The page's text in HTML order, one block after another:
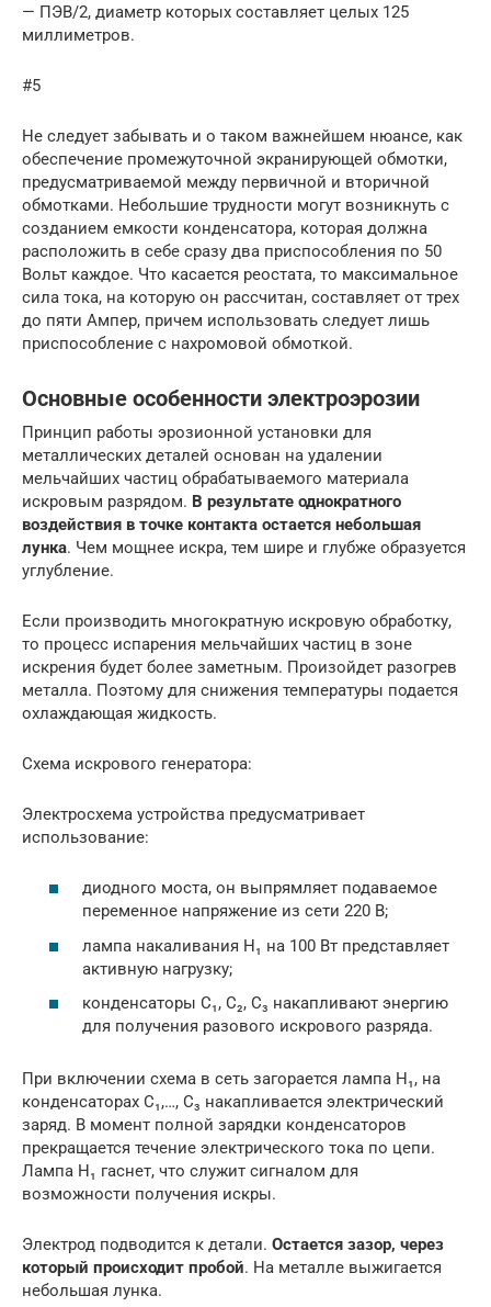
— ПЭВ/2, диаметр которых составляет целых 125
миллиметров.
#5
Не следует забывать и о таком важнейшем нюансе, как
обеспечение промежуточной экранирующей обмотки,
предусматриваемой между первичной и вторичной
обмотками. Небольшие трудности могут возникнуть с
созданием емкости конденсатора, которая должна
расположить в себе сразу два приспособления по 50
Вольт каждое. Что касается реостата, то максимальное
сила тока, на которую он рассчитан, составляет от трех
до пяти Ампер, причем использовать следует лишь
приспособление с нахромовой обмоткой.
Основные особенности электроэрозии
Принцип работы эрозионной установки для
металлических деталей основан на удалении
мельчайших частиц обрабатываемого материала
искровым разрядом. В результате однократного
воздействия в точке контакта остается небольшая
лунка. Чем мощнее искра, тем шире и глубже образуется
углубление.
Если производить многократную искровую обработку,
то процесс испарения мельчайших частиц в зоне
искрения будет более заметным. Произойдет разогрев
металла. Поэтому для снижения температуры подается
охлаждающая жидкость.
Схема искрового генератора:
Электросхема устройства предусматривает
использование:
диодного моста, он выпрямляет подаваемое
переменное напряжение из сети 220 В;
лампа накаливания Н₁ на 100 Вт представляет
активную нагрузку;
конденсаторы С₁, С₂, С₃ накапливают энергию
для получения разового искрового разряда.
При включении схема в сеть загорается лампа Н₁, на
конденсаторах С₁,…, С₃ накапливается электрический
заряд. В момент полной зарядки конденсаторов
прекращается течение электрического тока по цепи.
Лампа Н₁ гаснет, что служит сигналом для
возможности получения искры.
Электрод подводится к детали. Остается зазор, через
который происходит пробой. На металле выжигается
небольшая лунка.